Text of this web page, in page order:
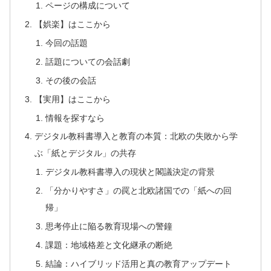
ページの構成について
【娯楽】はここから
今回の話題
話題についての会話劇
その後の会話
【実用】はここから
情報を探すなら
デジタル教科書導入と教育の本質：北欧の失敗から学
ぶ「紙とデジタル」の共存
デジタル教科書導入の現状と閣議決定の背景
「分かりやすさ」の罠と北欧諸国での「紙への回
帰」
思考停止に陥る教育現場への警鐘
課題：地域格差と文化継承の断絶
結論：ハイブリッド活用と真の教育アップデート